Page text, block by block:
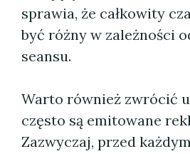
sprawia, że całkowity
być różny w zależności
seansu.
Warto również zwrócić
często są emitowane
Zazwyczaj, przed